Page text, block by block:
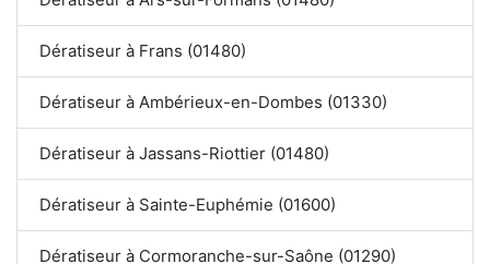
Dératiseur à Frans (01480)
Dératiseur à Ambérieux-en-Dombes (01330)
Dératiseur à Jassans-Riottier (01480)
Dératiseur à Sainte-Euphémie (01600)
Dératiseur à Cormoranche-sur-Saône (01290)